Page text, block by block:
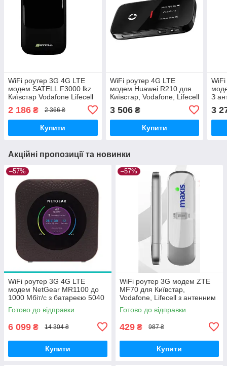
WiFi роутер 3G 4G LTE
модем SATELL F3000 lkz
Київстар Vodafone Lifecell
2 186 ₴ 2 366 ₴
Купити
WiFi роутер 4G LTE
модем Huawei R210 для
Київстар, Vodafone, Lifecell
3 506₴
Купити
WiFi
З
3
Акційні пропозиції та новинки
–57%
WiFi роутер 3G 4G LTE
модем NetGear MR1100 до
1000 Мбіт/с з батареєю 5040
мАг для Київстар, Vodafone,
Lifecell
Готово до відправки
6 099 ₴ 14 304 ₴
Купити
–57%
WiFi роутер 3G модем ZTE
MF70 для Київстар,
Vodafone, Lifecell з антенним
роз'ємом Б/В
Готово до відправки
429 ₴ 987 ₴
Купити